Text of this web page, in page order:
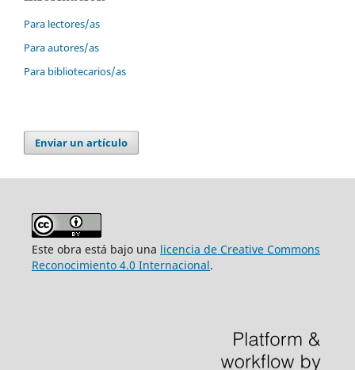
Para lectores/as
Para autores/as
Para bibliotecarios/as
Enviar un artículo
Este obra está bajo una licencia de Creative Commons
Reconocimiento 4.0 Internacional.